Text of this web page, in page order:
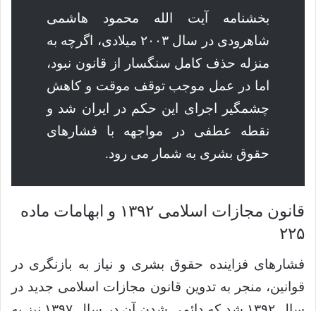
بخشنامه آیت الله محمود هاشمی
شاهرودی در سال ۲۰۰۳ میلادی، اگرچه به
منزله حذف کامل سنگسار از قانون نبود،
اما در عمل موجب توقف موقت و کاهش
چشمگیر اجرای این حکم در ایران شد و
نقطه عطفی در مواجهه با فشارهای
حقوق بشری به شمار می رود.
قانون مجازات اسلامی ۱۳۹۲ و ابهامات ماده
۲۲۵
فشارهای فزاینده حقوق بشری و نیاز به بازنگری در
قوانین، منجر به تدوین قانون مجازات اسلامی جدید در